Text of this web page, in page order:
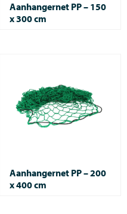
Aanhangernet PP – 150
x 300 cm
Aanhangernet PP – 200
x 400 cm